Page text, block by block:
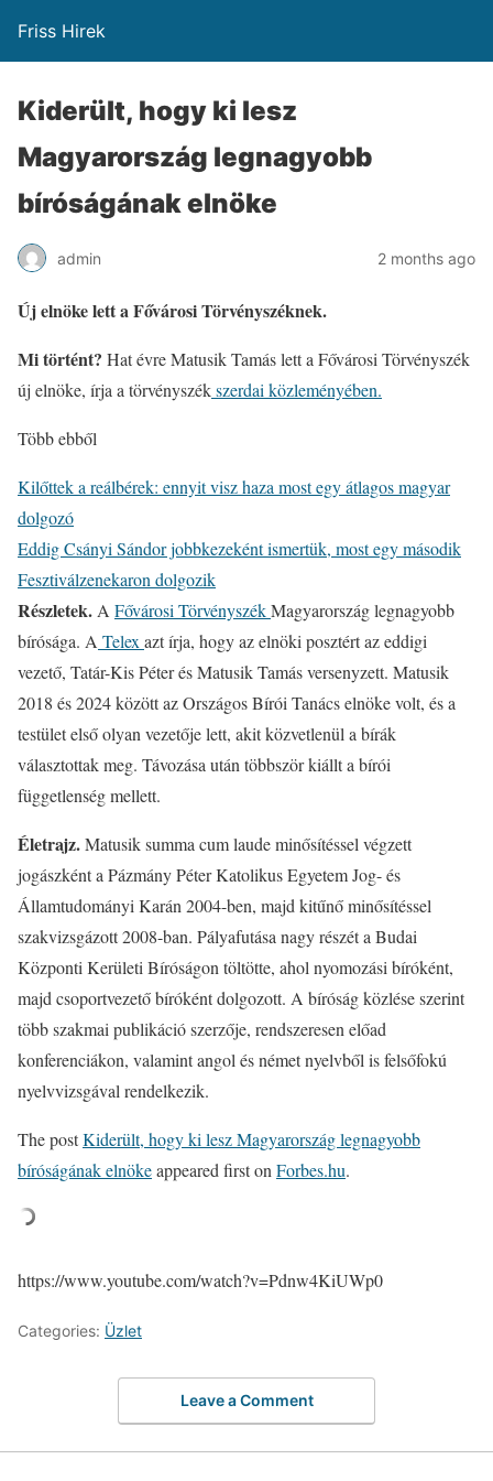
Friss Hirek
Kiderült, hogy ki lesz
Magyarország legnagyobb
bíróságának elnöke
admin 2 months ago
Új elnöke lett a Fővárosi Törvényszéknek.
Mi történt? Hat évre Matusik Tamás lett a Fővárosi Törvényszék
új elnöke, írja a törvényszékszerdai közleményében.
Több ebből
Kilőttek a reálbérek: ennyit visz haza most egy átlagos magyar
dolgozó
Eddig Csányi Sándor jobbkezeként ismertük, most egy második
Fesztiválzenekaron dolgozik
Részletek. A Fővárosi TörvényszékMagyarország legnagyobb
bírósága. A Telex azt írja, hogy az elnöki posztért az eddigi
vezető, Tatár-Kis Péter és Matusik Tamás versenyzett. Matusik
2018 és 2024 között az Országos Bírói Tanács elnöke volt, és a
testület első olyan vezetője lett, akit közvetlenül a bírák
választottak meg. Távozása után többször kiállt a bírói
függetlenség mellett.
Életrajz.Matusik summa cum laude minősítéssel végzett
jogászként a Pázmány Péter Katolikus Egyetem Jog- és
Államtudományi Karán 2004-ben, majd kitűnő minősítéssel
szakvizsgázott 2008-ban. Pályafutása nagy részét a Budai
Központi Kerületi Bíróságon töltötte, ahol nyomozási bíróként,
majd csoportvezető bíróként dolgozott. A bíróság közlése szerint
több szakmai publikáció szerzője, rendszeresen előad
konferenciákon, valamint angol és német nyelvből is felsőfokú
nyelvvizsgával rendelkezik.
The postKiderült, hogy ki lesz Magyarország legnagyobb
bíróságának elnökeappeared first on Forbes.hu.
https://www.youtube.com/watch?v=Pdnw4KiUWp0
Categories: Üzlet
Leave a Comment